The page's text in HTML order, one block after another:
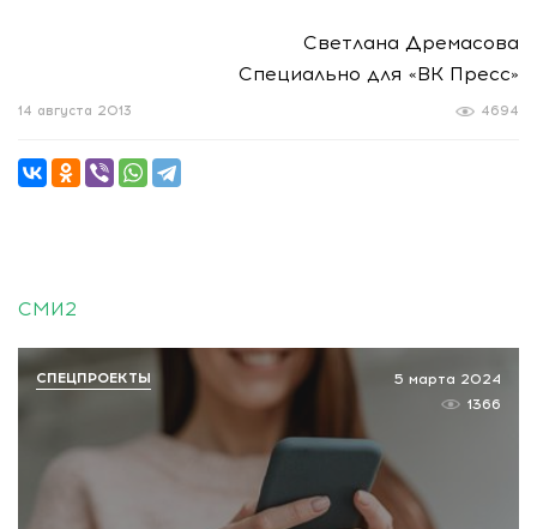
Светлана Дремасова
Специально для «ВК Пресс»
4694
14 августа 2013
СМИ2
5 марта 2024
1366
СПЕЦПРОЕКТЫ